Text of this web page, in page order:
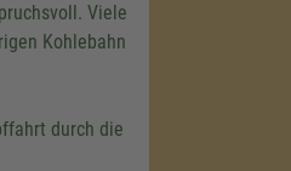
Viele
Kohlebahn
durch die